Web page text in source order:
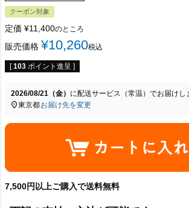
クーポン対象
定価 ¥11,400のところ
販売価格 ¥10,260税込
[ 103 ポイント進呈 ]
2026/08/21（金） に配送サービス（常温） でお届けし
東京都お届け先を変更
7,500円以上ご購入で送料無料